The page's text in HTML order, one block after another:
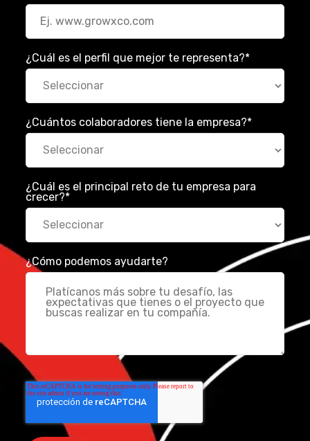
¿Cuál es el perfil que mejor te representa?*
¿Cuántos colaboradores tiene la empresa?*
¿Cuál es el principal reto de tu empresa para
crecer?*
¿Cómo podemos ayudarte?